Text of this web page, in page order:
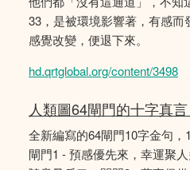
33，是被環境影響著，有感而
感覺改變，便退下來。
hd.qrtglobal.org/content/3498
人類圖64閘門的十字真
全新編寫的64閘門10字金句，
閘門1 - 預感優先來，幸運聚